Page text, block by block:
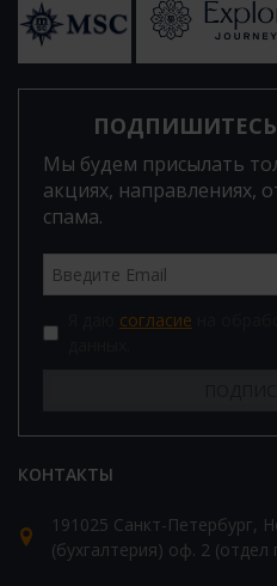
Мы будем присылать
акциях, направлениях,
спама.
согласие
КОНТАКТЫ
191025 Санкт-Петербург,
(бухгалтерия) оф. 2